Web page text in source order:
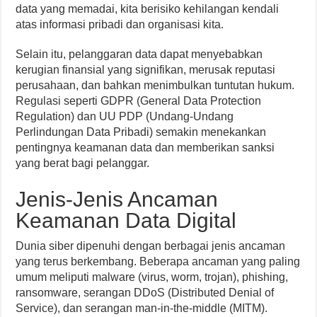
data yang memadai, kita berisiko kehilangan kendali
atas informasi pribadi dan organisasi kita.
Selain itu, pelanggaran data dapat menyebabkan
kerugian finansial yang signifikan, merusak reputasi
perusahaan, dan bahkan menimbulkan tuntutan hukum.
Regulasi seperti GDPR (General Data Protection
Regulation) dan UU PDP (Undang-Undang
Perlindungan Data Pribadi) semakin menekankan
pentingnya keamanan data dan memberikan sanksi
yang berat bagi pelanggar.
Jenis-Jenis Ancaman
Keamanan Data Digital
Dunia siber dipenuhi dengan berbagai jenis ancaman
yang terus berkembang. Beberapa ancaman yang paling
umum meliputi malware (virus, worm, trojan), phishing,
ransomware, serangan DDoS (Distributed Denial of
Service), dan serangan man-in-the-middle (MITM).